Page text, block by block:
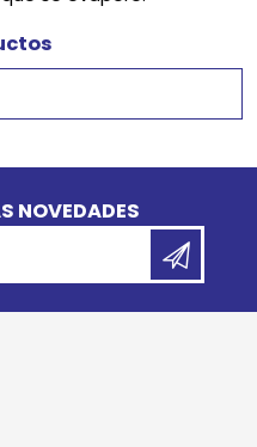
NOVEDADES